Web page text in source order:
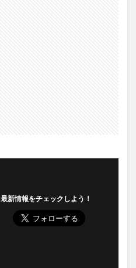
最新情報をチェックしよう！